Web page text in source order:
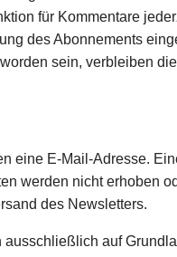
für Kommentare
des Abonnements
sein, verbleiben
eine E-Mail-Adresse.
werden nicht erhoben
des Newsletters.
auf